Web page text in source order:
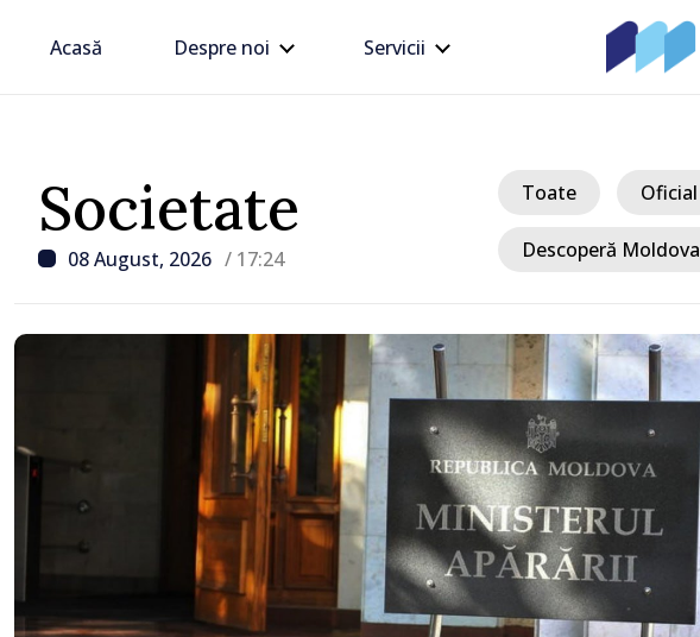
Acasă Despre noi Servicii
Societate
08 August, 2026 / 17:24
Toate Oficial
Descoperă Moldova
/ Acum 43 minute
FOTO // Directorul Serviciului
Vamal, în vizită la Otaci: A fost
examinată posibilitatea dotării
Zonei de control vamal cu un
scanner performant